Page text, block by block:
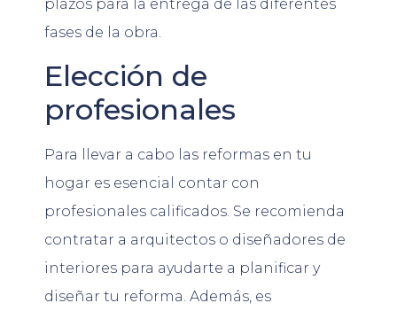
plazos para la entrega de las diferentes
fases de la obra.
Elección de
profesionales
Para llevar a cabo las reformas en tu
hogar es esencial contar con
profesionales calificados. Se recomienda
contratar a arquitectos o diseñadores de
interiores para ayudarte a planificar y
diseñar tu reforma. Además, es